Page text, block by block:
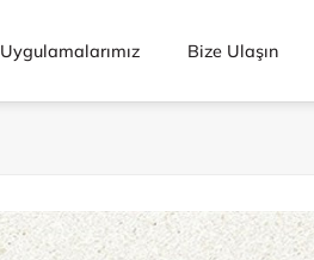
Uygulamalarımız Bize Ulaşın